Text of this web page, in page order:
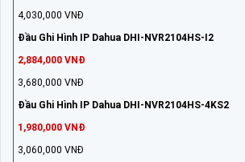
4,030,000 VNĐ
Đầu Ghi Hình IP Dahua DHI-NVR2104HS-I2
2,884,000 VNĐ
3,680,000 VNĐ
Đầu Ghi Hình IP Dahua DHI-NVR2104HS-4KS2
1,980,000 VNĐ
3,060,000 VNĐ